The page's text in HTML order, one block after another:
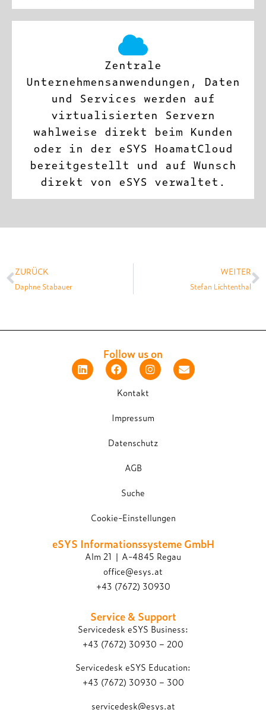
Zentrale
Unternehmensanwendungen, Daten
und Services werden auf
virtualisierten Servern
wahlweise direkt beim Kunden
oder in der eSYS HoamatCloud
bereitgestellt und auf Wunsch
direkt von eSYS verwaltet.
ZURÜCK
Daphne Stabauer
WEITER
Stefan Lichtenthal
Follow us on
Kontakt
Impressum
Datenschutz
AGB
Suche
Cookie-Einstellungen
eSYS Informations­systeme GmbH
Alm 21 | A-4845 Regau
office@esys.at
+43 (7672) 30930
Service & Support
Servicedesk eSYS Business:
+43 (7672) 30930 – 200
Servicedesk eSYS Education:
+43 (7672) 30930 – 300
servicedesk@esys.at